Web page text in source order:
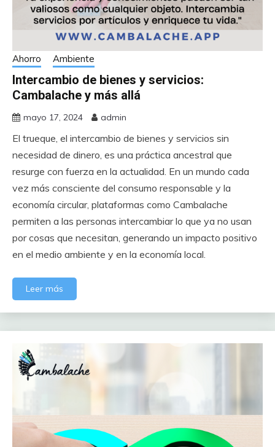
Ahorro Ambiente
Intercambio de bienes y servicios:
Cambalache y más allá
mayo 17, 2024 admin
El trueque, el intercambio de bienes y servicios sin
necesidad de dinero, es una práctica ancestral que
resurge con fuerza en la actualidad. En un mundo cada
vez más consciente del consumo responsable y la
economía circular, plataformas como Cambalache
permiten a las personas intercambiar lo que ya no usan
por cosas que necesitan, generando un impacto positivo
en el medio ambiente y en la economía local.
Leer más